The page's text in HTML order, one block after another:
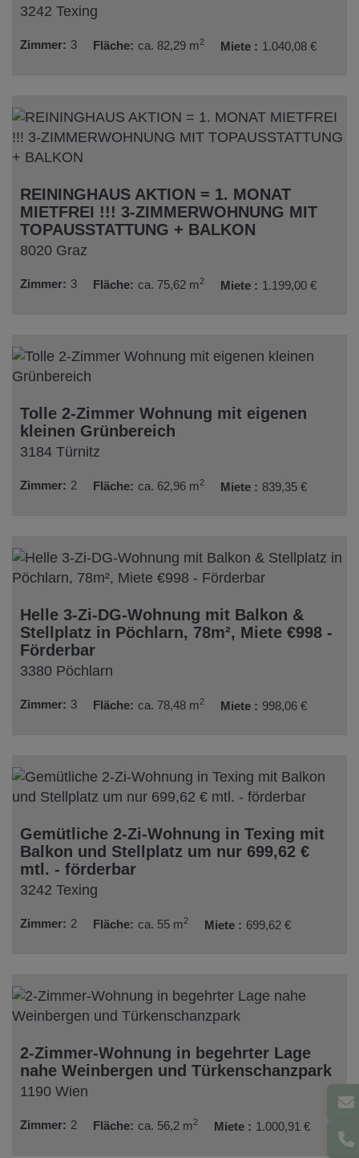
3242 Texing
Zimmer 3 Fläche ca. 82,29 m2 Miete 1.040,08 €
REININGHAUS AKTION = 1. MONAT
MIETFREI !!! 3-ZIMMERWOHNUNG MIT
TOPAUSSTATTUNG + BALKON
8020 Graz
Zimmer 3 Fläche ca. 75,62 m2 Miete 1.199,00 €
Tolle 2-Zimmer Wohnung mit eigenen
kleinen Grünbereich
3184 Türnitz
Zimmer 2 Fläche ca. 62,96 m2 Miete 839,35 €
Helle 3-Zi-DG-Wohnung mit Balkon &
Stellplatz in Pöchlarn, 78m², Miete €998 -
Förderbar
3380 Pöchlarn
Zimmer 3 Fläche ca. 78,48 m2 Miete 998,06 €
Gemütliche 2-Zi-Wohnung in Texing mit
Balkon und Stellplatz um nur 699,62 €
mtl. - förderbar
3242 Texing
Zimmer 2 Fläche ca. 55 m2 Miete 699,62 €
2-Zimmer-Wohnung in begehrter Lage
nahe Weinbergen und Türkenschanzpark
1190 Wien
Zimmer 2 Fläche ca. 56,2 m2 Miete 1.000,91 €